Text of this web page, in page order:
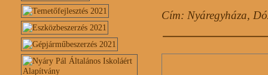
Cím: Nyáregyháza,